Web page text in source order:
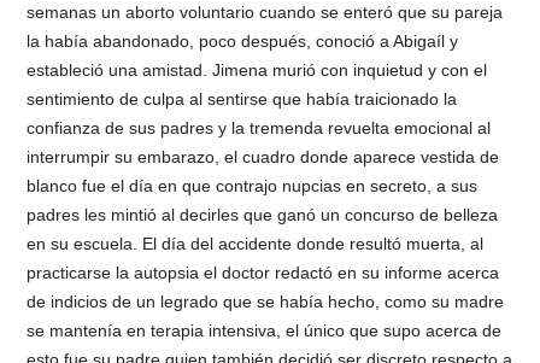
semanas un aborto voluntario cuando se enteró que su pareja
la había abandonado, poco después, conoció a Abigaíl y
estableció una amistad. Jimena murió con inquietud y con el
sentimiento de culpa al sentirse que había traicionado la
confianza de sus padres y la tremenda revuelta emocional al
interrumpir su embarazo, el cuadro donde aparece vestida de
blanco fue el día en que contrajo nupcias en secreto, a sus
padres les mintió al decirles que ganó un concurso de belleza
en su escuela. El día del accidente donde resultó muerta, al
practicarse la autopsia el doctor redactó en su informe acerca
de indicios de un legrado que se había hecho, como su madre
se mantenía en terapia intensiva, el único que supo acerca de
esto fue su padre quien también decidió ser discreto respecto a